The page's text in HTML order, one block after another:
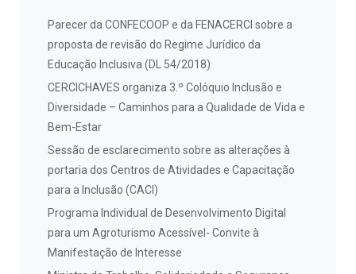
Parecer da CONFECOOP e da FENACERCI sobre a
proposta de revisão do Regime Jurídico da
Educação Inclusiva (DL 54/2018)
CERCICHAVES organiza 3.º Colóquio Inclusão e
Diversidade – Caminhos para a Qualidade de Vida e
Bem-Estar
Sessão de esclarecimento sobre as alterações à
portaria dos Centros de Atividades e Capacitação
para a Inclusão (CACI)
Programa Individual de Desenvolvimento Digital
para um Agroturismo Acessível- Convite à
Manifestação de Interesse